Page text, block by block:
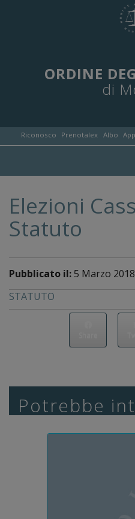
ORDINE
di
Riconosco Prenotalex Albo
Elezioni
Statuto
Pubblicato il: 5 Marzo 2018
STATUTO
Potrebbe